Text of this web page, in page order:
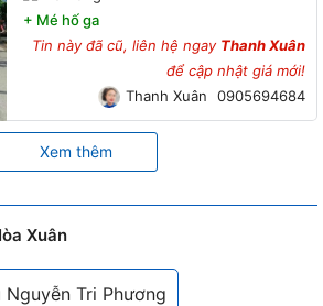
+ Mé hố ga
Tin này đã cũ, liên hệ ngay Thanh Xuân
để cập nhật giá mới!
Thanh Xuân
0905694684
Xem thêm
Xuân
Tri Phương